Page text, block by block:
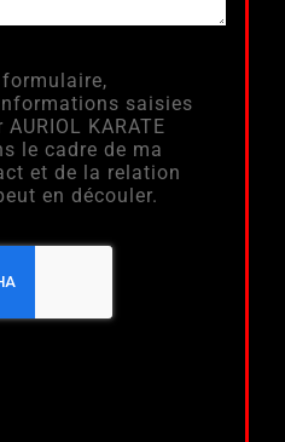
saisies
KARATE
le cadre de ma
et de la relation
en découler.